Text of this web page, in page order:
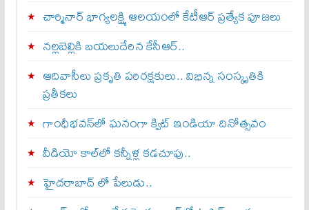
చార్మినార్‌ భాగ్యలక్ష్మి ఆలయంలో కేటీఆర్ ప్రత్యేక పూజలు
నల్లబెల్లికి బయలుదేరిన కేసీఆర్‌..
ఆదివాసీలు ప్రకృతి పరిరక్షకులు.. విభిన్న సంస్కృతికి
ప్రతీకలు
గాంధీభవన్‌లో ఘనంగా క్విట్‌ ఇండియా దినోత్సవం
వీడియో కాల్‌లో కన్నీళ్ల కడచూపు..
హైదరాబాద్ లో పేలుడు..